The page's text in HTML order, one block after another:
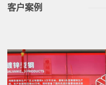
客户案例